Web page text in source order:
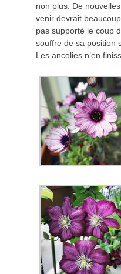
non plus. De
venir devrait
pas supporté le coup
souffre de sa position
Les ancolies n’en